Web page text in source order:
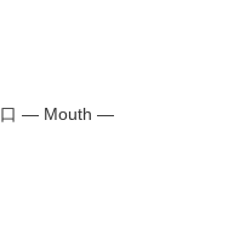
口 — Mouth —